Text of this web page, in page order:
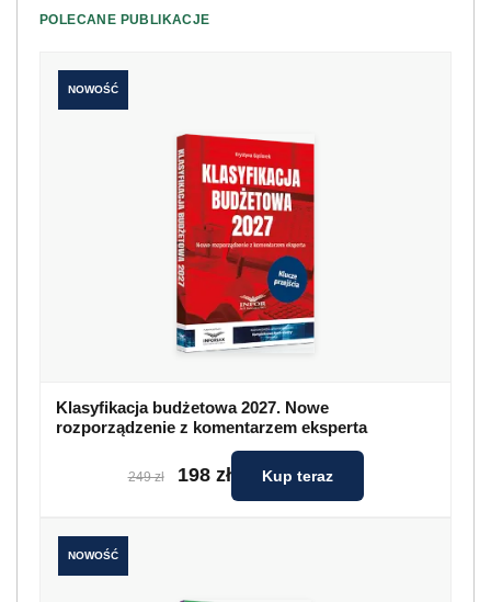
POLECANE PUBLIKACJE
NOWOŚĆ
Klasyfikacja budżetowa 2027. Nowe
rozporządzenie z komentarzem eksperta
249 zł 198 zł Kup teraz
NOWOŚĆ